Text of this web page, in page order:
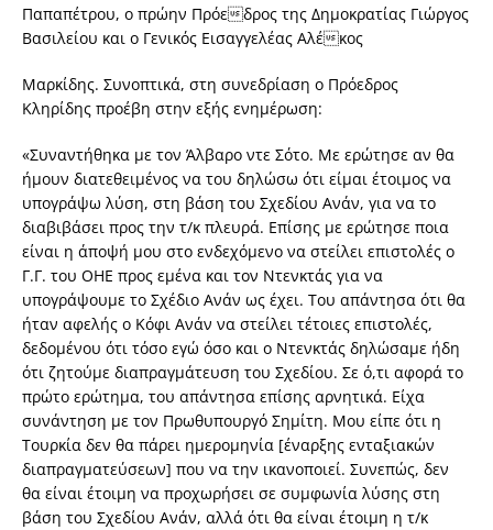
Παπαπέτρου, ο πρώην Πρόεδρος της Δημοκρατίας Γιώργος
Βασιλείου και ο Γενικός Εισαγγελέας Αλέκος
Μαρκίδης. Συνοπτικά, στη συνεδρίαση ο Πρόεδρος
Κληρίδης προέβη στην εξής ενημέρωση:
«Συναντήθηκα με τον Άλβαρο ντε Σότο. Με ερώτησε αν θα
ήμουν διατεθειμένος να του δηλώσω ότι είμαι έτοιμος να
υπογράψω λύση, στη βάση του Σχεδίου Ανάν, για να το
διαβιβάσει προς την τ/κ πλευρά. Επίσης με ερώτησε ποια
είναι η άποψή μου στο ενδεχόμενο να στείλει επιστολές ο
Γ.Γ. του ΟΗΕ προς εμένα και τον Ντενκτάς για να
υπογράψουμε το Σχέδιο Ανάν ως έχει. Του απάντησα ότι θα
ήταν αφελής ο Κόφι Ανάν να στείλει τέτοιες επιστολές,
δεδομένου ότι τόσο εγώ όσο και ο Ντενκτάς δηλώσαμε ήδη
ότι ζητούμε διαπραγμάτευση του Σχεδίου. Σε ό,τι αφορά το
πρώτο ερώτημα, του απάντησα επίσης αρνητικά. Είχα
συνάντηση με τον Πρωθυπουργό Σημίτη. Μου είπε ότι η
Τουρκία δεν θα πάρει ημερομηνία [έναρξης ενταξιακών
διαπραγματεύσεων] που να την ικανοποιεί. Συνεπώς, δεν
θα είναι έτοιμη να προχωρήσει σε συμφωνία λύσης στη
βάση του Σχεδίου Ανάν, αλλά ότι θα είναι έτοιμη η τ/κ